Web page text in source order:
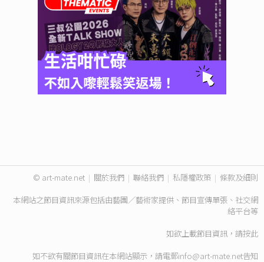
© art-mate.net | 關於我們 | 聯絡我們 | 私隱權政策 | 條款及細則
本網站之節目資訊來源包括由藝團／藝術家提供、節目宣傳單張、社交網
絡平台等
如欲上載節目資訊，請按此
如不欲有關節目資訊在本網站顯示，請電郵info@art-mate.net告知